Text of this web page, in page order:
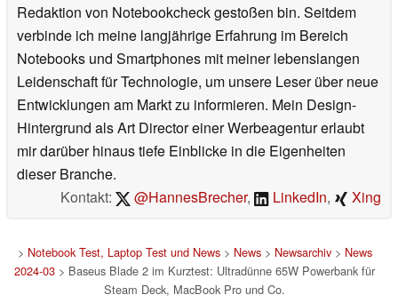
Redaktion von Notebookcheck gestoßen bin. Seitdem
verbinde ich meine langjährige Erfahrung im Bereich
Notebooks und Smartphones mit meiner lebenslangen
Leidenschaft für Technologie, um unsere Leser über neue
Entwicklungen am Markt zu informieren. Mein Design-
Hintergrund als Art Director einer Werbeagentur erlaubt
mir darüber hinaus tiefe Einblicke in die Eigenheiten
dieser Branche.
Kontakt:
@HannesBrecher, LinkedIn, Xing
> Notebook Test, Laptop Test und News> News> Newsarchiv> News
2024-03 > Baseus Blade 2 im Kurztest: Ultradünne 65W Powerbank für
Steam Deck, MacBook Pro und Co.